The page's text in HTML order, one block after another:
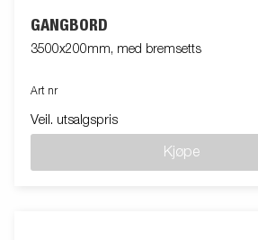
GANGBORD
3500x200mm, med bremsetts
Art nr
Veil. utsalgspris
Kjøpe